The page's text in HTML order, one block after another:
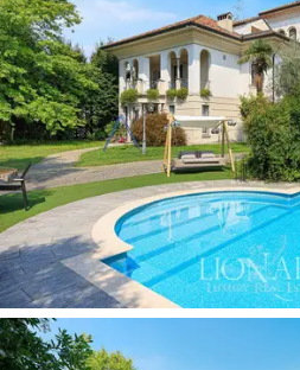
這棟出售的精美別墅完美融
雅。寬敞的空間、奢華的裝
園，使其成為米蘭郊區尊貴
棟房產用途多樣，既可作為
倫巴第中心地帶的一項寶貴